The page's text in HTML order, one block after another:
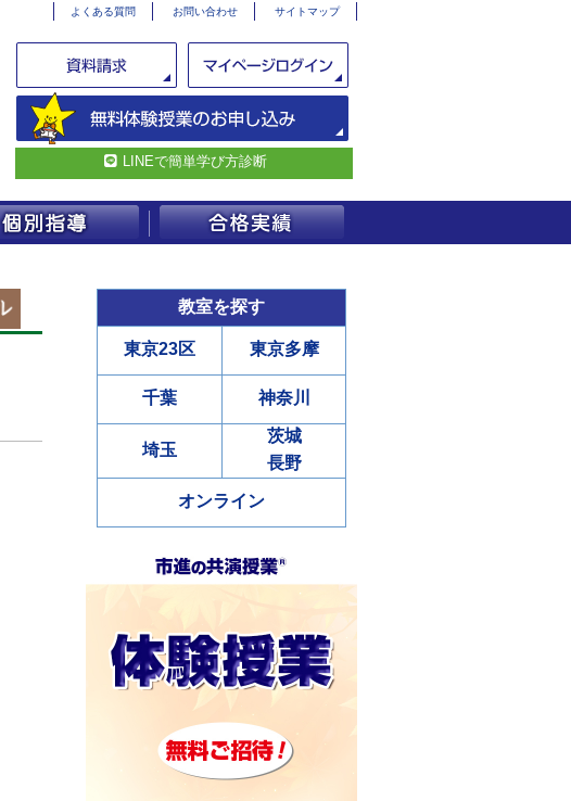
よくある質問 お問い合わせ サイトマップ
LINEで簡単学び方診断
教室を探す
東京23区 東京多摩
千葉 神奈川
埼玉
茨城
長野
オンライン